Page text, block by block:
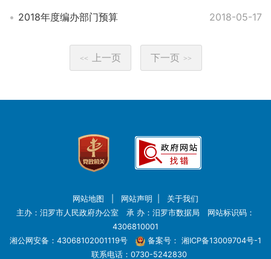
2018年度编办部门预算 2018-05-17
<< 上一页 下一页 >>
网站地图 网站声明
关于我们
主办：汨罗市人民政府办公室 承 办：汨罗市数据局 网站标识码：
4306810001
湘公网安备：43068102001119号
备案号： 湘ICP备13009704号-1
联系电话：0730-5242830